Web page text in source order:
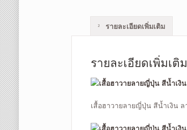
รายละเอียดเพิ่มเติม
รายละเอียดเพิ่มเติม
เสื้อฮาวายลายญี่ปุ่น สีน้ำเงิน